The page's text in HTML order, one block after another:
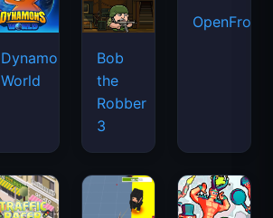
Dynamons
World
Bob
the
Robber
3